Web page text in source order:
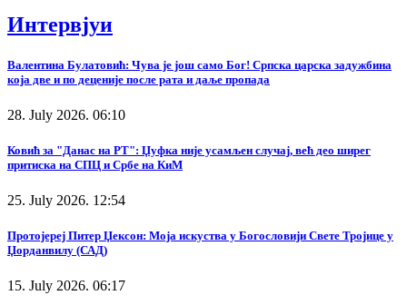
Интервјуи
Валентина Булатовић: Чува је још само Бог! Српска царска задужбина
која две и по деценије после рата и даље пропада
28. July 2026. 06:10
Ковић за "Данас на РТ": Џуфка није усамљен случај, већ део ширег
притиска на СПЦ и Србе на КиМ
25. July 2026. 12:54
Протојереј Питер Џексон: Моја искуства у Богословији Свете Тројице у
Џорданвилу (САД)
15. July 2026. 06:17